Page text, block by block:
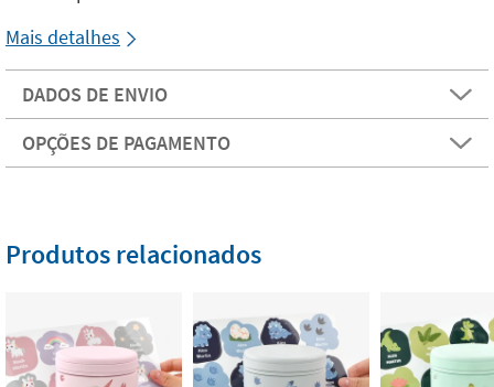
Mais detalhes
DADOS DE ENVIO
OPÇÕES DE PAGAMENTO
Produtos relacionados